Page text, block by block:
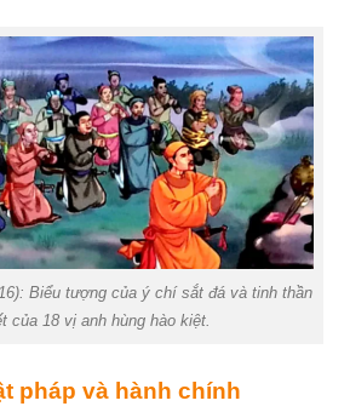
Biểu tượng của ý chí sắt đá và tinh thần
của 18 vị anh hùng hào kiệt.
pháp và hành chính